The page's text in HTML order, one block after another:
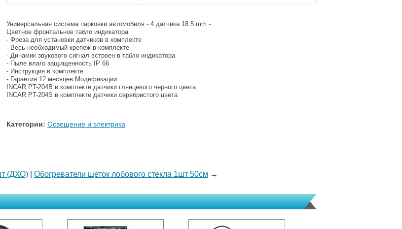
Универсальная система парковки автомобиля - 4 датчика 18.5 mm -
Цветное фронтальное табло индикатора
- Фреза для установки датчиков в комплекте
- Весь необходимый крепеж в комплекте
- Динамик звукового сигнал встроен в табло индикатора
- Пыле влаго защищенность IP 66
- Инструкция в комплекте
- Гарантия 12 месяцев Модификации:
INCAR PT-204B в комплекте датчики глянцевого черного цвета
INCAR PT-204S в комплекте датчики серебристого цвета
Категории: Освещение и электрика
(ДХО) Обогреватели щеток лобового стекла 1шт 50см →